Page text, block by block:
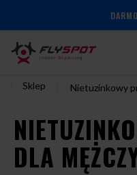
Sklep Nietuzinkowy
DLA